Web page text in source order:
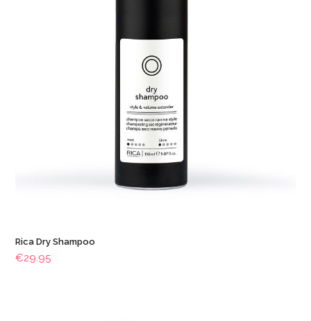
Rica Dry Shampoo
€29.95